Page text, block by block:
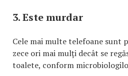
3. Este murdar
Cele mai multe telefoane sunt
zece ori mai mulți decât se
toalete, conform